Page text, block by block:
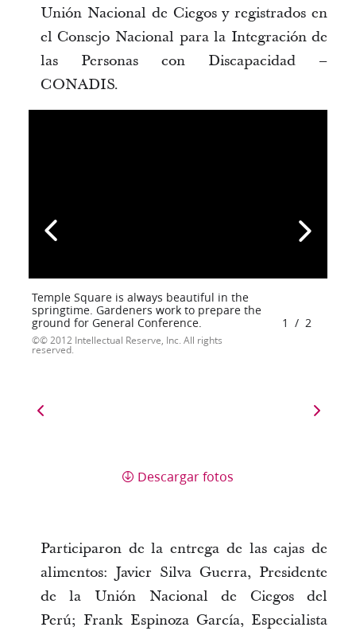
Unión Nacional de Ciegos y registrados en
el Consejo Nacional para la Integración de
las Personas con Discapacidad –
CONADIS.
Temple Square is always beautiful in the
springtime. Gardeners work to prepare the
ground for General Conference.
© 2012 Intellectual Reserve, Inc. All rights
reserved.
1 / 2
Descargar fotos
Participaron de la entrega de las cajas de
alimentos: Javier Silva Guerra, Presidente
de la Unión Nacional de Ciegos del
Perú; Frank Espinoza García, Especialista